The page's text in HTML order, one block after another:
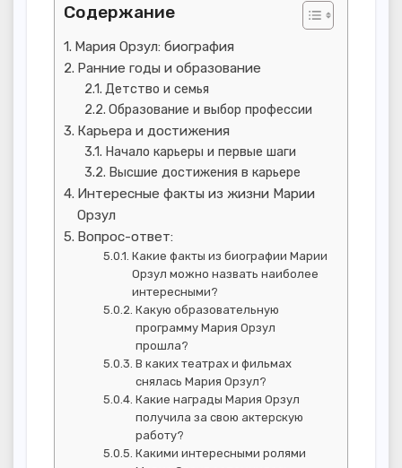
Содержание
Мария Орзул: биография
Ранние годы и образование
Детство и семья
Образование и выбор профессии
Карьера и достижения
Начало карьеры и первые шаги
Высшие достижения в карьере
Интересные факты из жизни Марии
Орзул
Вопрос-ответ:
Какие факты из биографии Марии
Орзул можно назвать наиболее
интересными?
Какую образовательную
программу Мария Орзул
прошла?
В каких театрах и фильмах
снялась Мария Орзул?
Какие награды Мария Орзул
получила за свою актерскую
работу?
Какими интересными ролями